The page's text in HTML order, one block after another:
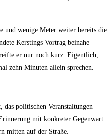
und wenige Meter weiter bereits die
Kerstings Vortrag beinahe
er nur noch kurz. Eigentlich,
zehn Minuten allein sprechen.
das politischen Veranstaltungen
mit konkreter Gegenwart.
mitten auf der Straße.